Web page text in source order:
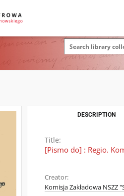
DESCRIPTION
Title:
[Pismo do] : Regio.
Creator:
Komisja Zakładowa NSZZ